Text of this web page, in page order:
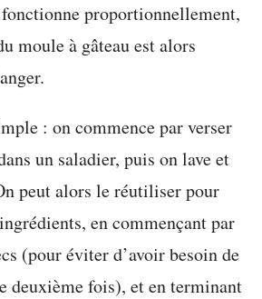
proportionnellement,
moule à gâteau est alors
: on commence par verser
un saladier, puis on lave et
peut alors le réutiliser pour
en commençant par
(pour éviter d’avoir besoin de
deuxième fois), et en terminant